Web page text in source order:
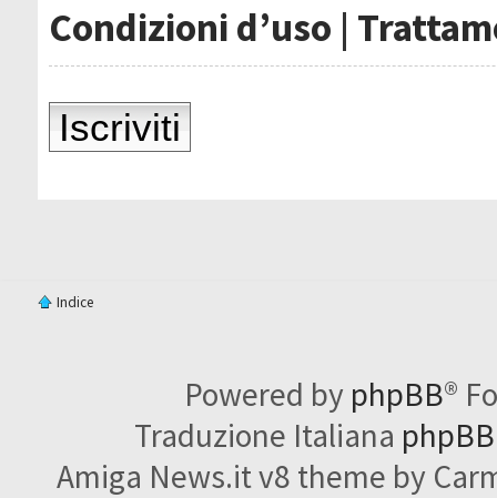
Condizioni d’uso |
Iscriviti
Indice
Powered by phpBB®
Traduzione Italiana
Amiga News.it v8 theme by